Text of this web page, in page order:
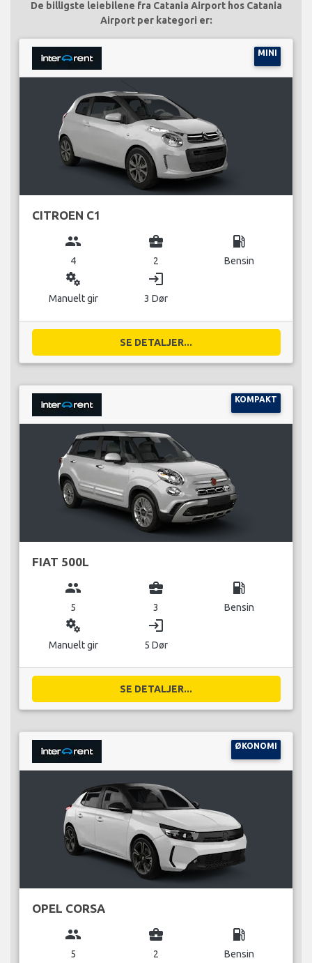
De billigste leiebilene fra Catania Airport hos Catania
Airport per kategori er:
MINI
CITROEN C1
group
4
business_center
2
local_gas_station
Bensin
miscellaneous_services
Manuelt gir
login
3 Dør
SE DETALJER...
KOMPAKT
FIAT 500L
group
5
business_center
3
local_gas_station
Bensin
miscellaneous_services
Manuelt gir
login
5 Dør
SE DETALJER...
ØKONOMI
OPEL CORSA
group
5
business_center
2
local_gas_station
Bensin